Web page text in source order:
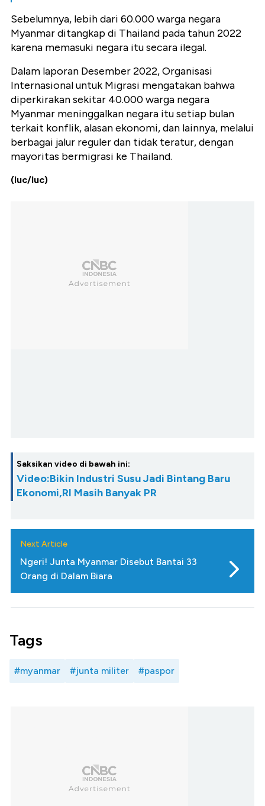
Sebelumnya, lebih dari 60.000 warga negara
Myanmar ditangkap di Thailand pada tahun 2022
karena memasuki negara itu secara ilegal.
Dalam laporan Desember 2022, Organisasi
Internasional untuk Migrasi mengatakan bahwa
diperkirakan sekitar 40.000 warga negara
Myanmar meninggalkan negara itu setiap bulan
terkait konflik, alasan ekonomi, dan lainnya, melalui
berbagai jalur reguler dan tidak teratur, dengan
mayoritas bermigrasi ke Thailand.
(luc/luc)
Saksikan video di bawah ini:
Video:Bikin Industri Susu Jadi Bintang Baru
Ekonomi,RI Masih Banyak PR
Next Article
Ngeri! Junta Myanmar Disebut Bantai 33
Orang di Dalam Biara
Tags
#myanmar #junta militer #paspor